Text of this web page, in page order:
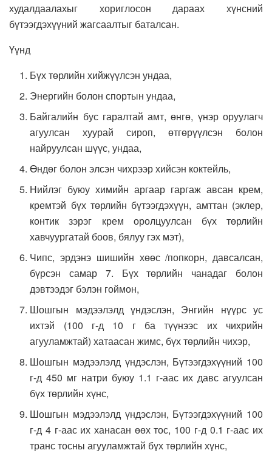
худалдаалахыг хориглосон дараах хүнсний
бүтээгдэхүүний жагсаалтыг баталсан.
Үүнд
Бүх төрлийн хийжүүлсэн ундаа,
Энергийн болон спортын ундаа,
Байгалийн бус гаралтай амт, өнгө, үнэр оруулагч
агуулсан хуурай сироп, өтгөрүүлсэн болон
найруулсан шүүс, ундаа,
Өндөг болон элсэн чихрээр хийсэн коктейль,
Нийлэг буюу химийн аргаар гаргаж авсан крем,
кремтэй бүх төрлийн бүтээгдэхүүн, амттан (эклер,
контик зэрэг крем оролцуулсан бүх төрлийн
хавчуургатай боов, бялуу гэх мэт),
Чипс, эрдэнэ шишийн хөөс /попкорн, давсалсан,
бүрсэн самар 7. Бүх төрлийн чанадаг болон
дэвтээдэг бэлэн гоймон,
Шошгын мэдээлэлд үндэслэн, Энгийн нүүрс ус
ихтэй (100 г-д 10 г ба түүнээс их чихрийн
агууламжтай) хатаасан жимс, бүх төрлийн чихэр,
Шошгын мэдээлэлд үндэслэн, Бүтээгдэхүүний 100
г-д 450 мг натри буюу 1.1 г-аас их давс агуулсан
бүх төрлийн хүнс,
Шошгын мэдээлэлд үндэслэн, Бүтээгдэхүүний 100
г-д 4 г-аас их ханасан өөх тос, 100 г-д 0.1 г-аас их
транс тосны агууламжтай бүх төрлийн хүнс,